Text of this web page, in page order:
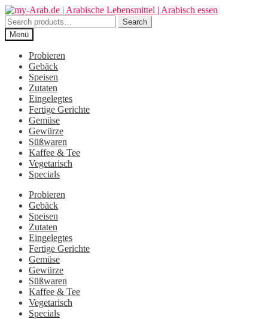
Zur
Navigation
springen
Zum
Inhalt
springen
Search
for:
Search
Menü
Probieren
Gebäck
Speisen
Zutaten
Eingelegtes
Fertige Gerichte
Gemüse
Gewürze
Süßwaren
Kaffee & Tee
Vegetarisch
Specials
Probieren
Gebäck
Speisen
Zutaten
Eingelegtes
Fertige Gerichte
Gemüse
Gewürze
Süßwaren
Kaffee & Tee
Vegetarisch
Specials